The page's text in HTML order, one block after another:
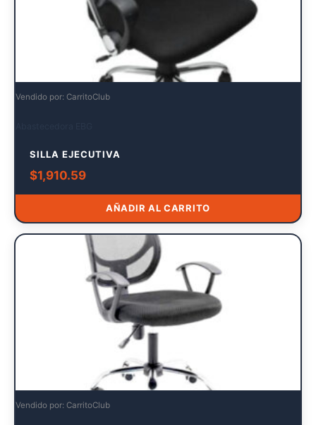
Vendido por: CarritoClub
SILLA EJECUTIVA
$1,910.59
AÑADIR AL CARRITO
Vendido por: CarritoClub